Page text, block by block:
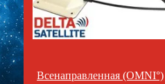
Всенаправленная (OMNI°)